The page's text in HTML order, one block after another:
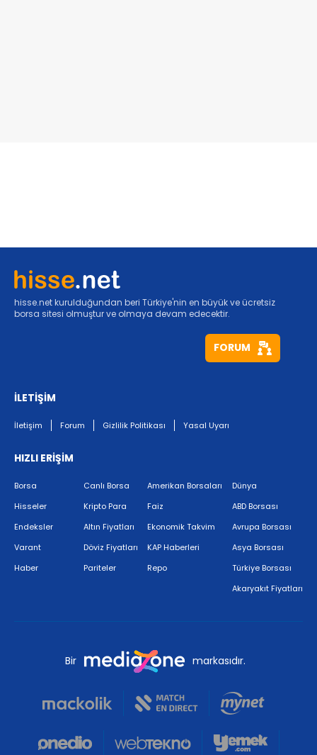
hisse.net kurulduğundan beri Türkiye'nin en büyük ve ücretsiz
borsa sitesi olmuştur ve olmaya devam edecektir.
FORUM
İLETİŞİM
İletişim Forum Gizlilik Politikası Yasal Uyarı
HIZLI ERİŞİM
Borsa
Hisseler
Endeksler
Varant
Haber
Canlı Borsa
Kripto Para
Altın Fiyatları
Döviz Fiyatları
Pariteler
Amerikan Borsaları
Faiz
Ekonomik Takvim
KAP Haberleri
Repo
Dünya
ABD Borsası
Avrupa Borsası
Asya Borsası
Türkiye Borsası
Akaryakıt Fiyatları
Bir markasıdır.